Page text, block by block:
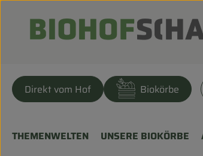
Direkt vom Hof Biokörbe
THEMENWELTEN UNSERE BIOKÖRBE